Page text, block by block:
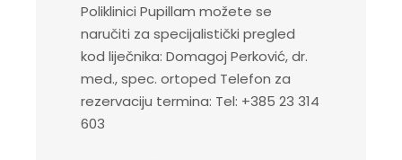
Poliklinici Pupillam možete se
naručiti za specijalistički pregled
kod liječnika: Domagoj Perković, dr.
med., spec. ortoped Telefon za
rezervaciju termina: Tel: +385 23 314
603